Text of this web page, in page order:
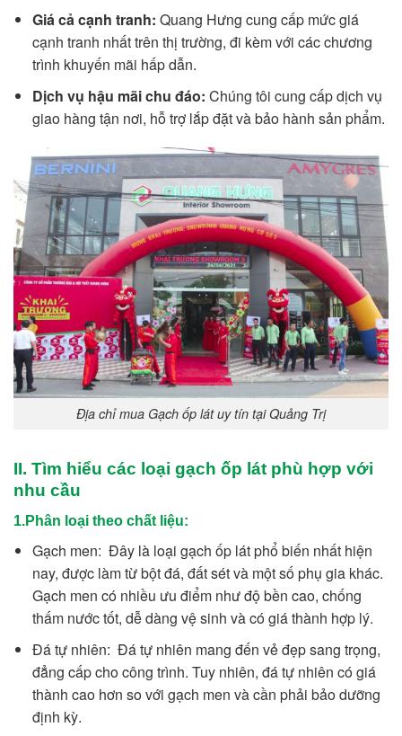
Giá cả cạnh tranh: Quang Hưng cung cấp mức giá
cạnh tranh nhất trên thị trường, đi kèm với các chương
trình khuyến mãi hấp dẫn.
Dịch vụ hậu mãi chu đáo: Chúng tôi cung cấp dịch vụ
giao hàng tận nơi, hỗ trợ lắp đặt và bảo hành sản phẩm.
Địa chỉ mua Gạch ốp lát uy tín tại Quảng Trị
II. Tìm hiểu các loại gạch ốp lát phù hợp với
nhu cầu
1.Phân loại theo chất liệu:
Gạch men: Đây là loại gạch ốp lát phổ biến nhất hiện
nay, được làm từ bột đá, đất sét và một số phụ gia khác.
Gạch men có nhiều ưu điểm như độ bền cao, chống
thấm nước tốt, dễ dàng vệ sinh và có giá thành hợp lý.
Đá tự nhiên: Đá tự nhiên mang đến vẻ đẹp sang trọng,
đẳng cấp cho công trình. Tuy nhiên, đá tự nhiên có giá
thành cao hơn so với gạch men và cần phải bảo dưỡng
định kỳ.